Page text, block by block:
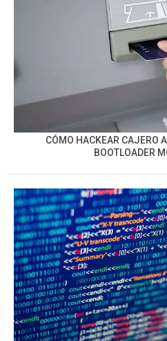
CÓMO HACKEAR CAJERO
BOOTLOADER